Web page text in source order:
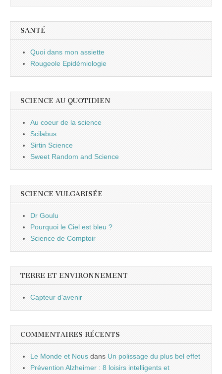
SANTÉ
Quoi dans mon assiette
Rougeole Epidémiologie
SCIENCE AU QUOTIDIEN
Au coeur de la science
Scilabus
Sirtin Science
Sweet Random and Science
SCIENCE VULGARISÉE
Dr Goulu
Pourquoi le Ciel est bleu ?
Science de Comptoir
TERRE ET ENVIRONNEMENT
Capteur d'avenir
COMMENTAIRES RÉCENTS
Le Monde et Nous dans Un polissage du plus bel effet
Prévention Alzheimer : 8 loisirs intelligents et